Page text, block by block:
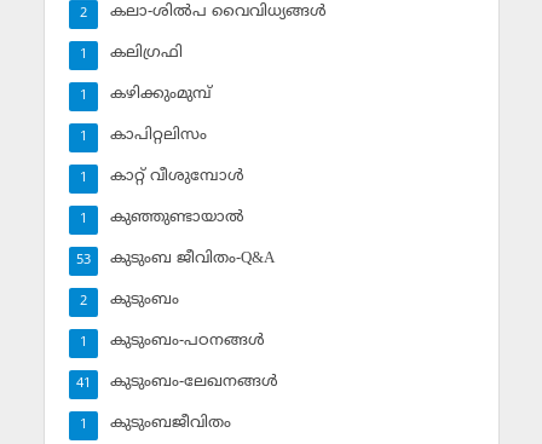
കലാ-ശില്‍പ വൈവിധ്യങ്ങള്‍
2
കലിഗ്രഫി
1
കഴിക്കുംമുമ്പ്
1
കാപിറ്റലിസം
1
കാറ്റ് വീശുമ്പോള്‍
1
കുഞ്ഞുണ്ടായാല്‍
1
കുടുംബ ജീവിതം-Q&A
53
കുടുംബം
2
കുടുംബം-പഠനങ്ങള്‍
1
കുടുംബം-ലേഖനങ്ങള്‍
41
കുടുംബജീവിതം
1